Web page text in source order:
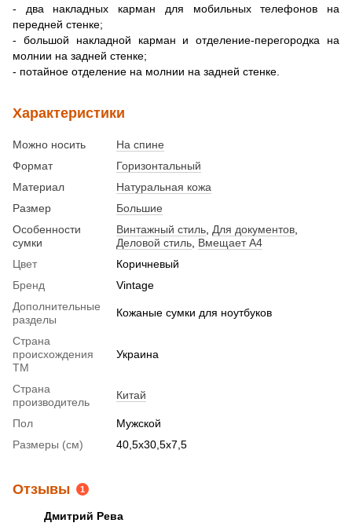
- два накладных карман для мобильных телефонов на
передней стенке;
- большой накладной карман и отделение-перегородка на
молнии на задней стенке;
- потайное отделение на молнии на задней стенке.
Характеристики
Можно носить
На спине
Формат
Горизонтальный
Материал
Натуральная кожа
Размер
Большие
Особенности
сумки
Винтажный стиль Для документов
Деловой стиль Вмещает А4
Цвет
Коричневый
Бренд
Vintage
Дополнительные
разделы
Кожаные сумки для ноутбуков
Страна
происхождения
ТМ
Украина
Страна
производитель
Китай
Пол
Мужской
Размеры (см)
40,5х30,5х7,5
Отзывы 1
Дмитрий Рева